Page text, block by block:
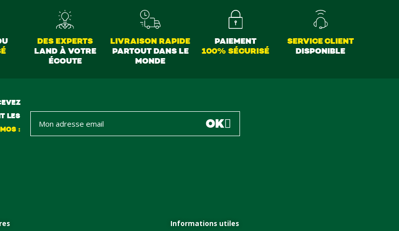
DES EXPERTS
LAND À VOTRE
ÉCOUTE
LIVRAISON RAPIDE
PARTOUT DANS LE
MONDE
PAIEMENT
100% SÉCURISÉ
SERVICE CLIENT
DISPONIBLE
LES
: OK
Informations utiles